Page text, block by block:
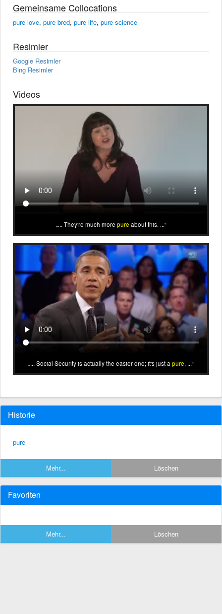
Gemeinsame Collocations
pure love, pure bred, pure life, pure science
Resimler
Google Resimler
Bing Resimler
Videos
... They're much more pure about this. ...
... Social Security is actually the easier one; it's just a pure, ...
Historie
pure
Mehr... Löschen
Favoriten
Mehr... Löschen